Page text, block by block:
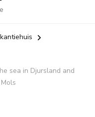
sea in Djursland and